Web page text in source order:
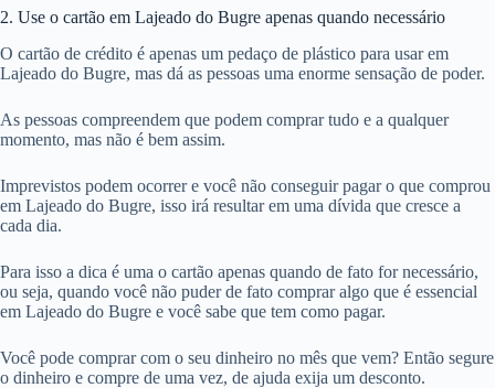
2. Use o cartão em Lajeado do Bugre apenas quando necessário
O cartão de crédito é apenas um pedaço de plástico para usar em
Lajeado do Bugre, mas dá as pessoas uma enorme sensação de poder.
As pessoas compreendem que podem comprar tudo e a qualquer
momento, mas não é bem assim.
Imprevistos podem ocorrer e você não conseguir pagar o que comprou
em Lajeado do Bugre, isso irá resultar em uma dívida que cresce a
cada dia.
Para isso a dica é uma o cartão apenas quando de fato for necessário,
ou seja, quando você não puder de fato comprar algo que é essencial
em Lajeado do Bugre e você sabe que tem como pagar.
Você pode comprar com o seu dinheiro no mês que vem? Então segure
o dinheiro e compre de uma vez, de ajuda exija um desconto.